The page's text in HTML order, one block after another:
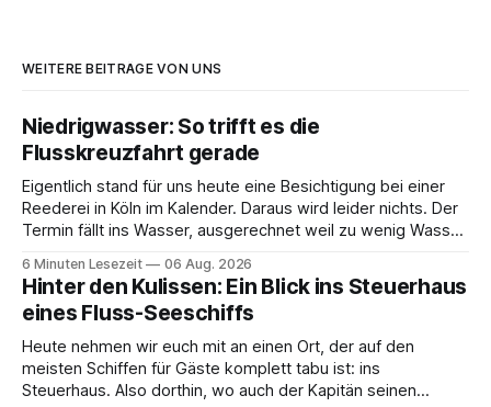
WEITERE BEITRÄGE VON UNS
Niedrigwasser: So trifft es die
Flusskreuzfahrt gerade
Eigentlich stand für uns heute eine Besichtigung bei einer
Reederei in Köln im Kalender. Daraus wird leider nichts. Der
Termin fällt ins Wasser, ausgerechnet weil zu wenig Wasser
und fahren mit Thurgau Travel die Donau hinunter Richtung
Budapest. Auch
6 Minuten Lesezeit 06 Aug. 2026
Hinter den Kulissen: Ein Blick ins Steuerhaus
eines Fluss-Seeschiffs
Heute nehmen wir euch mit an einen Ort, der auf den
meisten Schiffen für Gäste komplett tabu ist: ins
Steuerhaus. Also dorthin, wo auch der Kapitän seinen